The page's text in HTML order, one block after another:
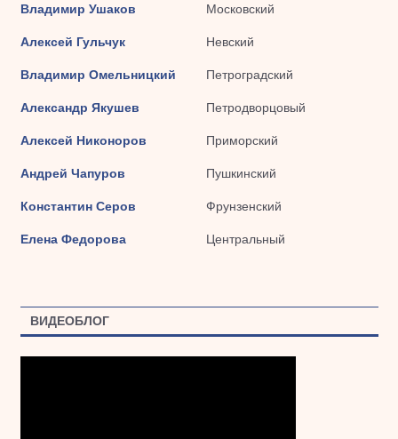
Владимир Ушаков Московский
Алексей Гульчук Невский
Владимир Омельницкий Петроградский
Александр Якушев Петродворцовый
Алексей Никоноров Приморский
Андрей Чапуров Пушкинский
Константин Серов Фрунзенский
Елена Федорова Центральный
ВИДЕОБЛОГ